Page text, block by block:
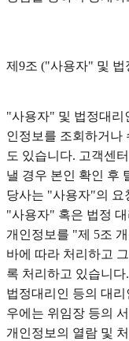
제9조 ("사용자" 및
"사용자" 및 법정대리
인정보를 조회하거나
도 있습니다. 고객센
낼 경우 본인 확인 후
당사는 "사용자"의 요
"사용자" 혹은 법정
개인정보를 "제 5조
바에 따라 처리하고
록 처리하고 있습니다.
법정대리인 등의 대
우에는 위임장 등의
개인정보의 열람 및